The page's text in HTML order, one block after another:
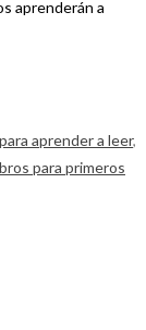
aprenderán a
aprender a leer,
para primeros